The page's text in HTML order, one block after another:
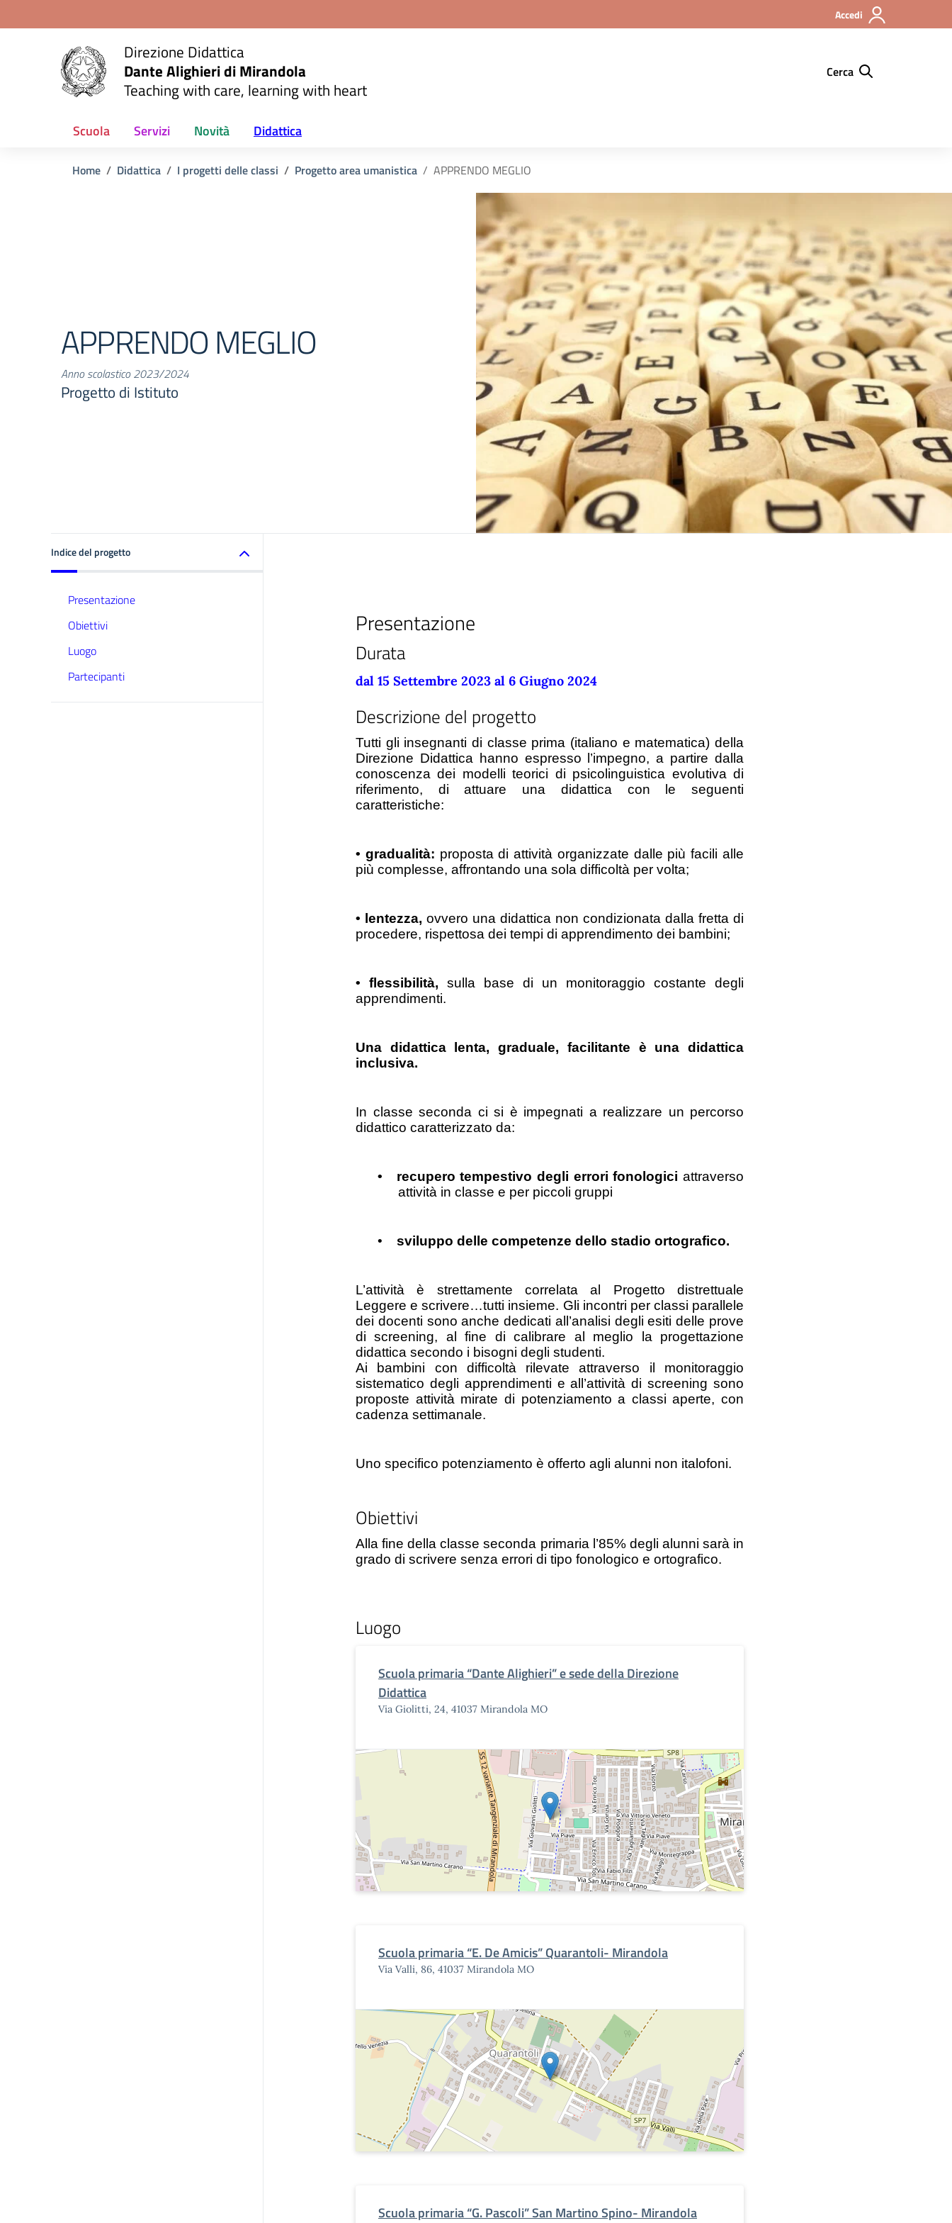
Accedi
Direzione Didattica
Dante Alighieri di Mirandola
Teaching with care, learning with heart
Cerca
Scuola Servizi Novità Didattica
Home Didattica I progetti delle classi Progetto area umanistica APPRENDO MEGLIO
APPRENDO MEGLIO
Anno scolastico 2023/2024
Progetto di Istituto
Indice del progetto
Presentazione
Obiettivi
Luogo
Partecipanti
Presentazione
Durata
dal 15 Settembre 2023 al 6 Giugno 2024
Descrizione del progetto
Tutti gli insegnanti di classe prima (italiano e matematica) della
Direzione Didattica hanno espresso l’impegno, a partire dalla
conoscenza dei modelli teorici di psicolinguistica evolutiva di
riferimento, di attuare una didattica con le seguenti
caratteristiche:
• gradualità: proposta di attività organizzate dalle più facili alle
più complesse, affrontando una sola difficoltà per volta;
• lentezza, ovvero una didattica non condizionata dalla fretta di
procedere, rispettosa dei tempi di apprendimento dei bambini;
• flessibilità, sulla base di un monitoraggio costante degli
apprendimenti.
Una didattica lenta, graduale, facilitante è una didattica
inclusiva.
In classe seconda ci si è impegnati a realizzare un percorso
didattico caratterizzato da:
• recupero tempestivo degli errori fonologici attraverso
attività in classe e per piccoli gruppi
• sviluppo delle competenze dello stadio ortografico.
L’attività è strettamente correlata al Progetto distrettuale
Leggere e scrivere…tutti insieme. Gli incontri per classi parallele
dei docenti sono anche dedicati all’analisi degli esiti delle prove
di screening, al fine di calibrare al meglio la progettazione
didattica secondo i bisogni degli studenti.
Ai bambini con difficoltà rilevate attraverso il monitoraggio
sistematico degli apprendimenti e all’attività di screening sono
proposte attività mirate di potenziamento a classi aperte, con
cadenza settimanale.
Uno specifico potenziamento è offerto agli alunni non italofoni.
Obiettivi
Alla fine della classe seconda primaria l’85% degli alunni sarà in
grado di scrivere senza errori di tipo fonologico e ortografico.
Luogo
Scuola primaria “Dante Alighieri” e sede della Direzione
Didattica
Via Giolitti, 24, 41037 Mirandola MO
Scuola primaria “E. De Amicis” Quarantoli- Mirandola
Via Valli, 86, 41037 Mirandola MO
Scuola primaria “G. Pascoli” San Martino Spino- Mirandola